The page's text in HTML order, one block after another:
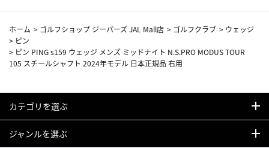
ホーム > ゴルフショップ ジーパーズ JAL Mall店 > ゴルフクラブ > ウェッジ
> ピン
> ピン PING s159 ウェッジ メンズ ミッドナイト N.S.PRO MODUS TOUR
105 スチールシャフト 2024年モデル 日本正規品 右用
カテゴリを選ぶ
ジャンルを選ぶ